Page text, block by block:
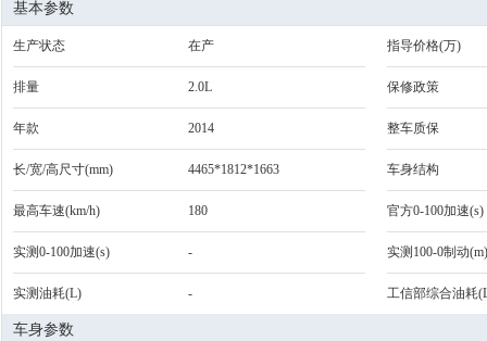
基本参数
生产状态 在产 指导价格(万)
排量 2.0L 保修政策
年款 2014 整车质保
长/宽/高尺寸(mm) 4465*1812*1663 车身结构
最高车速(km/h) 180 官方0-100加速(s)
实测0-100加速(s) - 实测100-0制动(m)
实测油耗(L) - 工信部综合油耗
车身参数